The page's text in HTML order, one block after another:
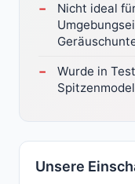
Nicht ideal
Wurde in
Unsere